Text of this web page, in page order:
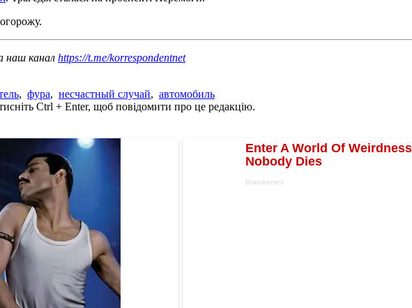
наш канал https://t.me/korrespondentnet
, фура, несчастный случай, автомобиль
Ctrl + Enter, щоб повідомити про це редакцію.